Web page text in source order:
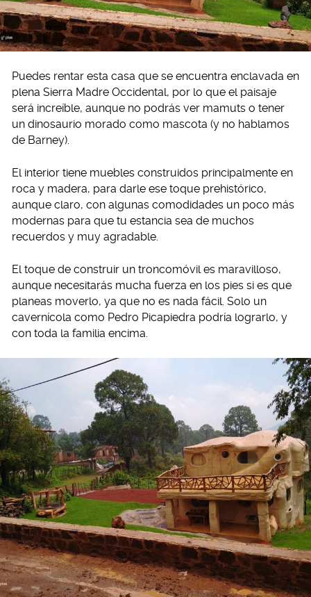
Puedes rentar esta casa que se encuentra enclavada en
plena Sierra Madre Occidental, por lo que el paisaje
será increíble, aunque no podrás ver mamuts o tener
un dinosaurio morado como mascota (y no hablamos
de Barney).
El interior tiene muebles construidos principalmente en
roca y madera, para darle ese toque prehistórico,
aunque claro, con algunas comodidades un poco más
modernas para que tu estancia sea de muchos
recuerdos y muy agradable.
El toque de construir un troncomóvil es maravilloso,
aunque necesitarás mucha fuerza en los pies si es que
planeas moverlo, ya que no es nada fácil. Solo un
cavernícola como Pedro Picapiedra podría lograrlo, y
con toda la familia encima.